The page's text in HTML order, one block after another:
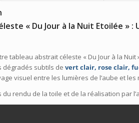
« Du Jour à la Nuit Etoilée »
tableau abstrait céleste « Du Jour à la
dégradés subtils devert clair, rose clair,
visuel entre les lumières de l’aube et
du rendu de la toile et de la réalisation par